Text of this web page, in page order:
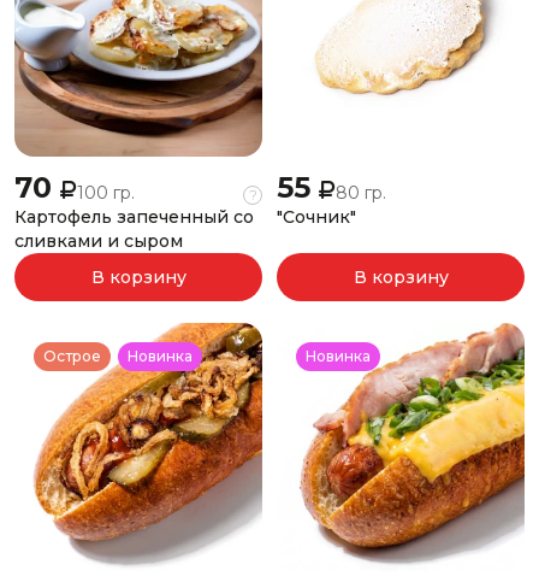
70 100 гр. ?
Картофель запеченный со
сливками и сыром
В корзину
55
80 гр.
"Сочник"
В корзину
Острое Новинка Новинка